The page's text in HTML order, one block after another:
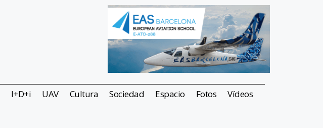
I+D+i UAV Cultura Sociedad Espacio Fotos Vídeos